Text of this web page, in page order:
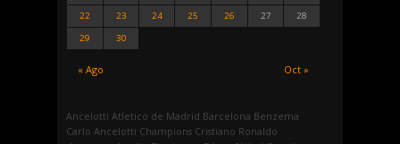
« Ago Oct »
22
23 24 25 26 27
28
29
30
Ancelotti Atletico de Madrid Barcelona Benzema
Carlo Ancelotti Champions Cristiano Ronaldo